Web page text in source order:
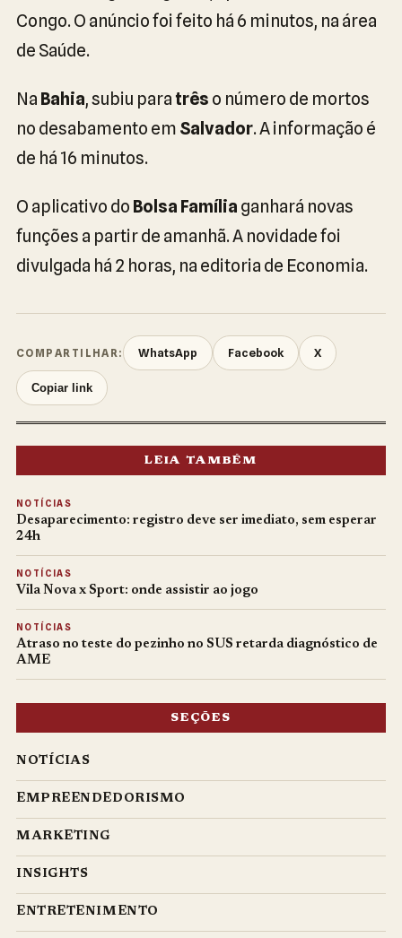
Congo. O anúncio foi feito há 6 minutos, na área
de Saúde.
Na Bahia, subiu paratrês o número de mortos
no desabamento em Salvador. A informação é
de há 16 minutos.
O aplicativo do Bolsa Família ganhará novas
funções a partir de amanhã. A novidade foi
divulgada há 2 horas, na editoria de Economia.
COMPARTILHAR: WhatsApp Facebook X
Copiar link
LEIA TAMBÉM
NOTÍCIAS
Desaparecimento: registro deve ser imediato, sem esperar
24h
NOTÍCIAS
Vila Nova x Sport: onde assistir ao jogo
NOTÍCIAS
Atraso no teste do pezinho no SUS retarda diagnóstico de
AME
SEÇÕES
NOTÍCIAS
EMPREENDEDORISMO
MARKETING
INSIGHTS
ENTRETENIMENTO